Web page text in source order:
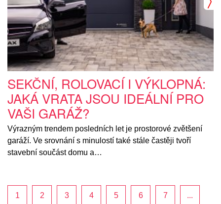
SEKČNÍ, ROLOVACÍ I VÝKLOPNÁ:
JAKÁ VRATA JSOU IDEÁLNÍ PRO
VAŠI GARÁŽ?
Výrazným trendem posledních let je prostorové zvětšení
garáží. Ve srovnání s minulostí také stále častěji tvoří
stavební součást domu a…
1 2 3 4 5 6 7 ...